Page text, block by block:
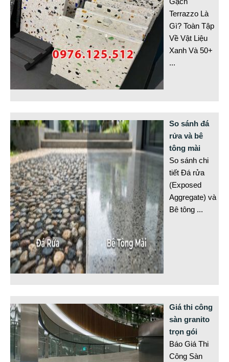
Terrazzo Là
Gì? Toàn Tập
Về Vật Liệu
Xanh Và 50+
...
So sánh đá
rửa và bê
tông mài
So sánh chi
tiết Đá rửa
(Exposed
Aggregate) và
Bê tông ...
Giá thi công
sàn granito
trọn gói
Báo Giá Thi
Công Sàn